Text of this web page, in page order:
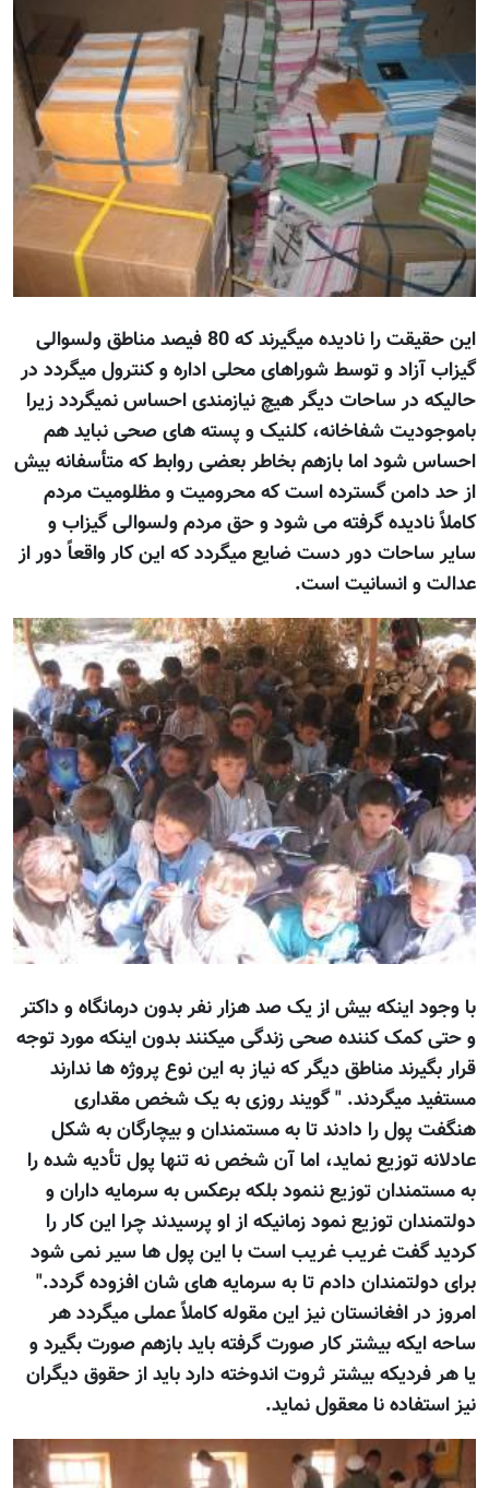
این حقیقت را نادیده میگیرند که 80 فیصد مناطق ولسوالی
گیزاب آزاد و توسط شوراهای محلی اداره و کنترول میگردد در
حالیکه در ساحات دیگر هیچ نیازمندی احساس نمیگردد زیرا
باموجودیت شفاخانه، کلنیک و پسته های صحی نباید هم
احساس شود اما بازهم بخاطر بعضی روابط که متأسفانه بیش
از حد دامن گسترده است که محرومیت و مظلومیت مردم
کاملاً نادیده گرفته می شود و حق مردم ولسوالی گیزاب و
سایر ساحات دور دست ضایع میگردد که این کار واقعاً دور از
عدالت و انسانیت است.
با وجود اینکه بیش از یک صد هزار نفر بدون درمانگاه و داکتر
و حتی کمک کننده صحی زندگی میکنند بدون اینکه مورد توجه
قرار بگیرند مناطق دیگر که نیاز به این نوع پروژه ها ندارند
مستفید میگردند. " گویند روزی به یک شخص مقداری
هنگفت پول را دادند تا به مستمندان و بیچارگان به شکل
عادلانه توزیع نماید، اما آن شخص نه تنها پول تأدیه شده را
به مستمندان توزیع ننمود بلکه برعکس به سرمایه داران و
دولتمندان توزیع نمود زمانیکه از او پرسیدند چرا این کار را
کردید گفت غریب غریب است با این پول ها سیر نمی شود
برای دولتمندان دادم تا به سرمایه های شان افزوده گردد."
امروز در افغانستان نیز این مقوله کاملاً عملی میگردد هر
ساحه ایکه بیشتر کار صورت گرفته باید بازهم صورت بگیرد و
یا هر فردیکه بیشتر ثروت اندوخته دارد باید از حقوق دیگران
نیز استفاده نا معقول نماید.